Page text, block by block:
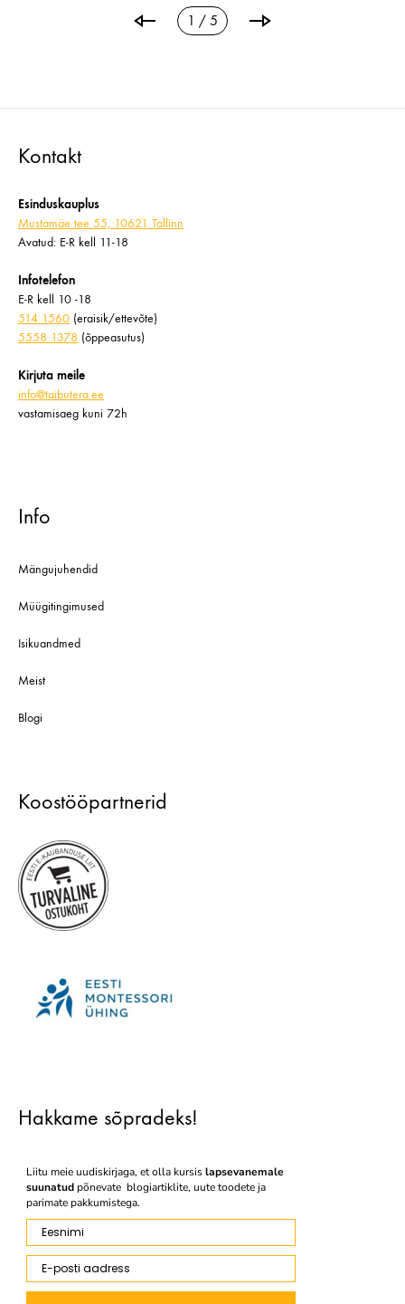
2 / 5
Kontakt
Esinduskauplus
Mustamäe tee 55, 10621 Tallinn
Avatud: E-R kell 11-18
Infotelefon
E-R kell 10 -18
514 1560 (eraisik/ettevõte)
5558 1378 (õppeasutus)
Kirjuta meile
info@taibutera.ee
vastamisaeg kuni 72h
Info
Mängujuhendid
Müügitingimused
Isikuandmed
Meist
Blogi
Koostööpartnerid
Hakkame sõpradeks!
Liitu meie uudiskirjaga, et olla kursislapsevanemale
suunatudpõnevate blogiartiklite, uute toodete ja
parimate pakkumistega.
Eesnimi
E-posti aadress